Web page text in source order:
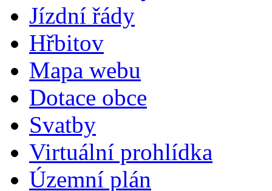
Jízdní řády
Hřbitov
Mapa webu
Dotace obce
Svatby
Virtuální prohlídka
Územní plán